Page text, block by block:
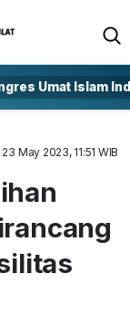
Umat Islam
May 2023, 11:51 WIB